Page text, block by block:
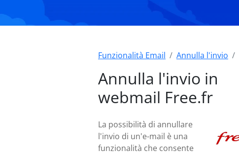
Funzionalità Email Annulla l'invio
Annulla l'invio in
webmail Free.fr
La possibilità di annullare
l'invio di un'e-mail è una
funzionalità che consente